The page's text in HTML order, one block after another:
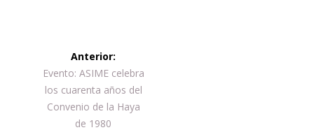
Navegación
de
entradas
Anterior:
Entrada
anterior:
Evento: ASIME celebra
los cuarenta años del
Convenio de la Haya
de 1980